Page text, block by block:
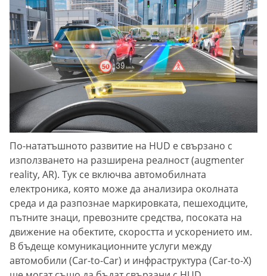
По-нататъшното развитие на HUD е свързано с
използването на разширена реалност (augmenter
reality, AR). Тук се включва автомобилната
електроника, която може да анализира околната
среда и да разпознае маркировката, пешеходците,
пътните знаци, превозните средства, посоката на
движение на обектите, скоростта и ускорението им.
В бъдеще комуникационните услуги между
автомобили (Car-to-Car) и инфраструктура (Car-to-X)